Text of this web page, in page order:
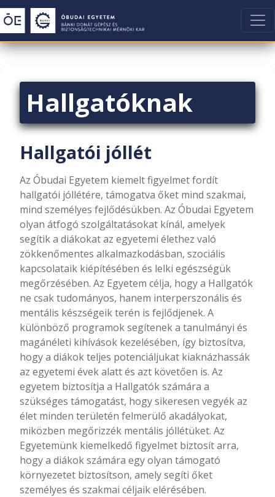
Hallgatóknak
Hallgatói jóllét
Az Óbudai Egyetem kiemelt figyelmet fordít
hallgatói jóllétére, támogatva őket mind szakmai,
mind személyes fejlődésükben. Az Óbudai Egyetem
olyan átfogó szolgáltatásokat kínál, amelyek
segítik a diákokat az egyetemi élethez való
zökkenőmentes alkalmazkodásban, szociális
kapcsolataik kiépítésében és lelki egészségük
megőrzésében. Az Egyetem célja, hogy a Hallgatók
ne csak tudományos, hanem interperszonális és
mentális készségeik terén is fejlődjenek. A
különböző programok segítenek a tanulmányi és
magánéleti kihívások kezelésében, így biztosítva,
hogy a diákok teljes potenciáljukat kiaknázhassák
az egyetemi évek alatt és azt követően is. Az
egyetem biztosítja a Hallgatók számára a
szükséges támogatást, hogy sikeresen vegyék az
élet minden területén felmerülő akadályokat,
miközben megőrizzék mentális jóllétüket. Az
Egyetemünk kiemelkedő figyelmet biztosít arra,
hogy a diákok számára egy olyan támogató
környezetet biztosítson, amely segíti őket
személyes és szakmai céljaik elérésében.